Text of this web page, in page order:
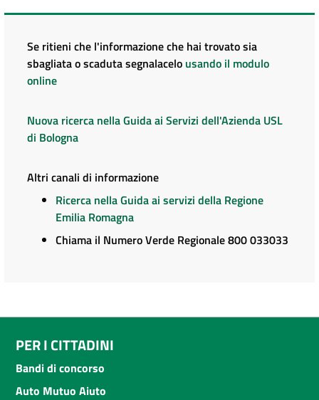
Se ritieni che l'informazione che hai trovato sia
sbagliata o scaduta segnalacelo usando il modulo
online
Nuova ricerca nella Guida ai Servizi dell'Azienda USL
di Bologna
Altri canali di informazione
Ricerca nella Guida ai servizi della Regione
Emilia Romagna
Chiama il Numero Verde Regionale 800 033033
PER I CITTADINI
Bandi di concorso
Auto Mutuo Aiuto